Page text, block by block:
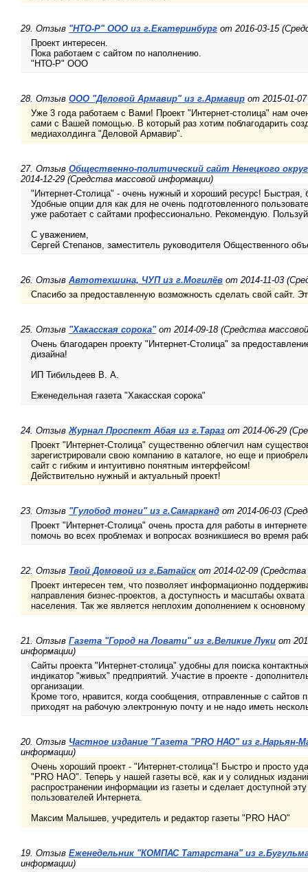
29. Отзыв "НТО-Р" ООО из г.Екатеринбург от 2016-03-15
Проект интересен.
Пока работаем с сайтом по наполнению.
"НТО-Р" ООО
28. Отзыв ООО "Деловой Армавир" из г.Армавир от 2015-01-
Уже 3 года работаем с Вами! Проект "Интернет-столица" нам
сами с Вашей помощью. В который раз хотим поблагодарить
медиахолдинга "Деловой Армавир".
27. Отзыв Общественно-политический сайт Ненецкого
2014-12-29 (Средства массовой информации)
"Интернет-Столица" - очень нужный и хороший ресурс! Быстрая,
Удобные опции для как для не очень подготовленного
уже работает с сайтами профессионально. Рекомендую.
С уважением,
Сергей Степанов, заместитель руководителя Общественного
26. Отзыв Автотехшина, ЧУП из г.Могилёв от 2014-11-03
Спасибо за предоставленную возможность сделать свой сайт.
25. Отзыв "Хакасская сорока"от 2014-09-18 (Средства
Очень благодарен проекту "Интернет-Столица" за
дизайна!
ИП Тибильдеев В. А.
Еженедельная газета "Хакасская сорока"
24. ОтзывЖурнал Проспект Абая из г.Тараз от 2014-06-29
Проект "Интернет-Столица" существенно облегчил нам
зарегистрировали свою компанию в каталоге, но еще и
сайт с гибким и интуитивно понятным интерфейсом!
Действительно нужный и актуальный проект!
23. Отзыв "Гулобод тонги" из г.Самарканд от 2014-06-03
Проект "Интернет-Столица" очень проста для работы в
помочь во всех проблемах и вопросах возникшиеся во время
22. Отзыв Твой Домовой из г.Батайск от 2014-02-09
Проект интересен тем, что позволяет информационно
направления бизнес-проектов, а доступность и масштабы
населения. Так же является неплохим дополнением к основному
21. Отзыв Газета "Город на Ловати" из г.Великие Луки от
информации)
Сайты проекта "Интернет-столица" удобны для поиска
индикатор "живых" предприятий. Участие в проекте -
организации.
Кроме того, нравится, когда сообщения, отправленные с сайтов
приходят на рабочую электронную почту и не надо иметь
20. Отзыв Частное издание "Газета "PRO НАО" из г.Нарьян-
информации)
Очень хороший проект - "Интернет-столица"! Быстро и просто
"PRO НАО". Теперь у нашей газеты всё, как и у солидных
распространении информации из газеты и сделает доступной
пользователей Интернета.
Максим Малышев, учредитель и редактор газеты "PRO НАО"
19. Отзыв Еженедельник "КОМПАС Татарстана" из
информации)